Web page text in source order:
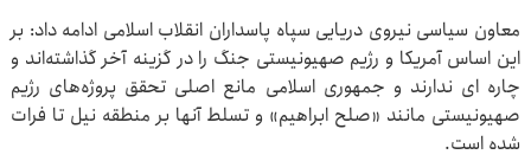
معاون سیاسی نیروی دریایی سپاه پاسداران انقلاب اسلامی ادامه داد: بر
این اساس آمریکا و رژیم صهیونیستی جنگ را در گزینه آخر گذاشته‌اند و
چاره ای ندارند و جمهوری اسلامی مانع اصلی تحقق پروژه‌های رژیم
صهیونیستی مانند «صلح ابراهیم» و تسلط آنها بر منطقه نیل تا فرات
شده است.